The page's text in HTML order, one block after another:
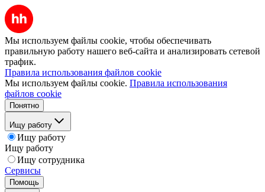
Мы используем файлы cookie, чтобы обеспечивать
правильную работу нашего веб-сайта и анализировать сетевой
трафик.
Правила использования файлов cookie
Мы используем файлы cookie. Правила использования
файлов cookie
Понятно
Ищу работу
Ищу работу
Ищу работу
Ищу сотрудника
Сервисы
Помощь